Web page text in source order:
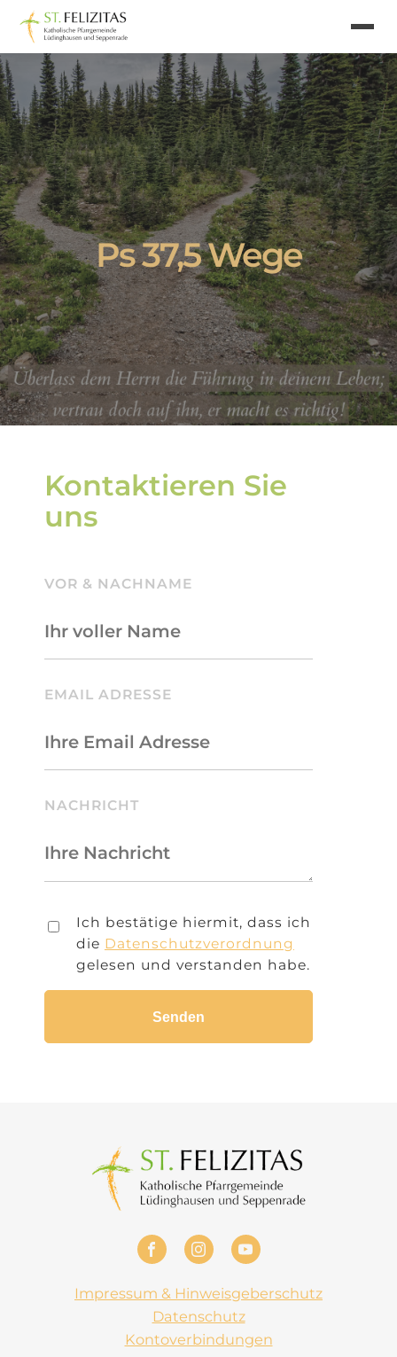
Ps 37,5 Wege
Kontaktieren Sie
uns
VOR & NACHNAME
BITTE LASSE DIESES FELD LEER.
EMAIL ADRESSE
NACHRICHT
Ich bestätige hiermit, dass ich
die Datenschutzverordnung
gelesen und verstanden habe.
Impressum & Hinweisgeberschutz
Datenschutz
Kontoverbindungen